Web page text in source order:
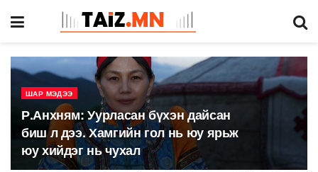
ШАР МЭДЭЭ
Р.Анхням: Уурласан бүхэн дайсан
биш л дээ. Хамгийн гол нь юу ярьж
юу хийдэг нь чухал